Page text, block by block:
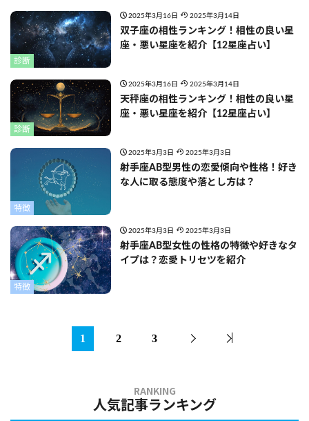
診断
2025年3月16日 2025年3月14日
双子座の相性ランキング！相性の良い星
座・悪い星座を紹介【12星座占い】
診断
2025年3月16日 2025年3月14日
天秤座の相性ランキング！相性の良い星
座・悪い星座を紹介【12星座占い】
特徴
2025年3月3日 2025年3月3日
射手座AB型男性の恋愛傾向や性格！好き
な人に取る態度や落とし方は？
特徴
2025年3月3日 2025年3月3日
射手座AB型女性の性格の特徴や好きなタ
イプは？恋愛トリセツを紹介
1 2 3
人気記事ランキング